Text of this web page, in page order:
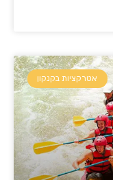
אטרקציות בקנקון